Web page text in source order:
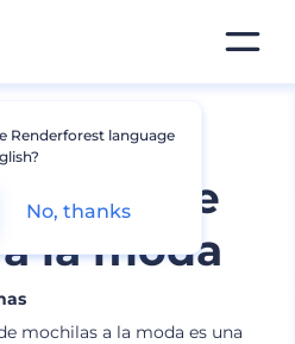
de
la moda
mochilas a la moda es una
Renderforest language
No, thanks